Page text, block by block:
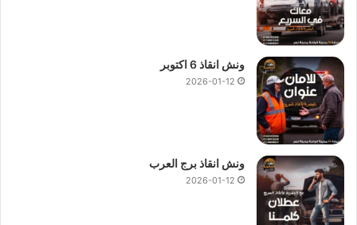
ونش انقاذ 6 اكتوبر
2026-01-12
ونش انقاذ برج العرب
2026-01-12